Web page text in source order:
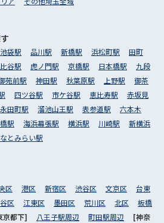
池袋駅 品川駅 新橋駅 浜松町駅
田町
谷駅 虎ノ門駅 京橋駅 日本橋駅
九段
苑前駅 神田駅 秋葉原駅 上野駅
御茶
四ツ谷駅 市ケ谷駅 恵比寿駅
赤坂見
永田町駅 溜池山王駅 表参道駅
六本木
駅 海浜幕張駅 横浜駅 川崎駅
新横浜
とみらい駅
区 港区 新宿区 渋谷区 文京区
台東
区 江東区 墨田区 荒川区 北区
板橋
京都下] 八王子駅周辺 町田駅周辺 [神奈